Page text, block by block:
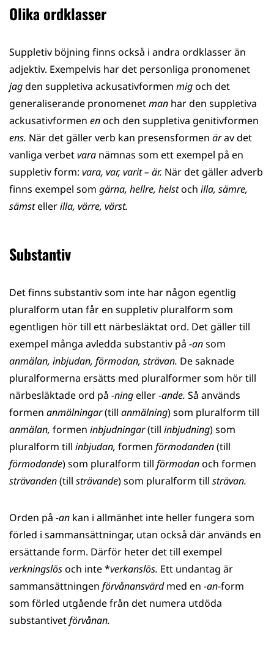
Olika ordklasser
Suppletiv böjning finns också i andra ordklasser än
adjektiv. Exempelvis har det personliga pronomenet
jagden suppletiva ackusativformen migoch det
generaliserande pronomenetman har den suppletiva
ackusativformen enoch den suppletiva genitivformen
ens. När det gäller verb kan presensformen ärav det
vanliga verbetvara nämnas som ett exempel på en
suppletiv form: vara, var, varit – är. När det gäller adverb
finns exempel som gärna, hellre, helstoch illa, sämre,
sämstellerilla, värre, värst.
Substantiv
Det finns substantiv som inte har någon egentlig
pluralform utan får en suppletiv pluralform som
egentligen hör till ett närbesläktat ord. Det gäller till
exempel många avledda substantiv på -ansom
anmälan, inbjudan, förmodan, strävan. De saknade
pluralformerna ersätts med pluralformer som hör till
närbesläktade ord på -ningeller-ande. Så används
formen anmälningar(till anmälning) som pluralform till
anmälan, formen inbjudningar(till inbjudning) som
pluralform till inbjudan, formen förmodanden(till
förmodande) som pluralform till förmodanoch formen
strävanden(till strävande)som pluralform till strävan.
Orden på -an kan i allmänhet inte heller fungera som
förled i sammansättningar, utan också där används en
ersättande form. Därför heter det till exempel
verkningslösoch inte *verkanslös. Ett undantag är
sammansättningen förvånansvärdmed en -an-form
som förled utgående från det numera utdöda
substantivetförvånan.